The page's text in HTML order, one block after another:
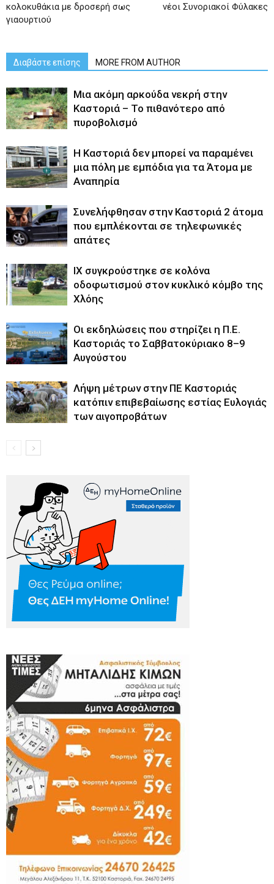
κολοκυθάκια με δροσερή σως
γιαουρτιού
νέοι Συνοριακοί Φύλακες
Διαβάστε επίσης MORE FROM AUTHOR
Μια ακόμη αρκούδα νεκρή στην
Καστοριά – Το πιθανότερο από
πυροβολισμό
Η Καστοριά δεν μπορεί να παραμένει
μια πόλη με εμπόδια για τα Άτομα με
Αναπηρία
Συνελήφθησαν στην Καστοριά 2 άτομα
που εμπλέκονται σε τηλεφωνικές
απάτες
ΙΧ συγκρούστηκε σε κολόνα
οδοφωτισμού στον κυκλικό κόμβο της
Χλόης
Οι εκδηλώσεις που στηρίζει η Π.Ε.
Καστοριάς το Σαββατοκύριακο 8–9
Αυγούστου
Λήψη μέτρων στην ΠΕ Καστοριάς
κατόπιν επιβεβαίωσης εστίας Ευλογιάς
των αιγοπροβάτων